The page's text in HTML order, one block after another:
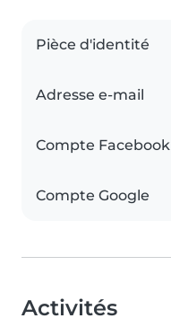
Pièce d'identité
Adresse e-mail
Compte Facebook
Compte Google
Activités